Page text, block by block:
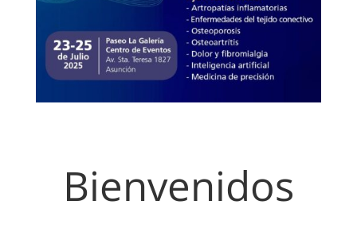
Bienvenidos